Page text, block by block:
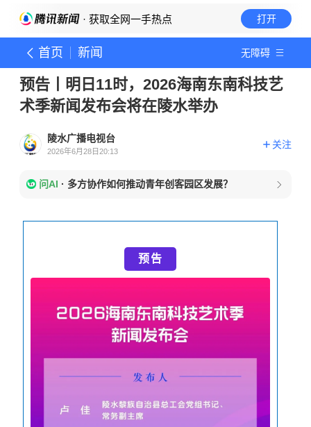
· 获取全网一手热点 打开
首页 新闻 无障碍
预告丨明日11时，2026海南东南科技艺
术季新闻发布会将在陵水举办
陵水广播电视台
2026年6月28日20:13
关注
问AI · 多方协作如何推动青年创客园区发展？
预告